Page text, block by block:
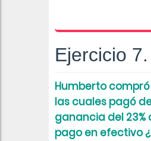
Ejercicio
Humberto compró
las cuales pagó
ganancia del
pago en efectivo